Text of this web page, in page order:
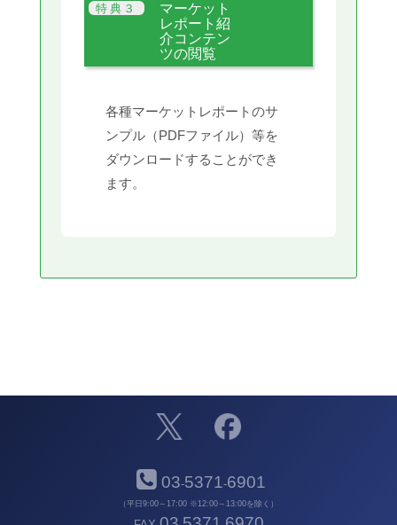
マーケット
レポート紹
介コンテン
ツの閲覧
各種マーケットレポートのサ
ンプル（PDFファイル）等を
ダウンロードすることができ
ます。
03-5371-6901
（平日9:00～17:00 ※12:00～13:00を除く）